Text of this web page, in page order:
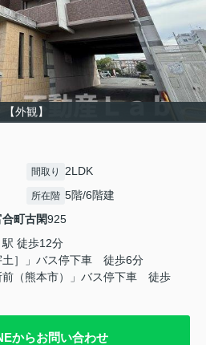
【外観】
間取り 2LDK
所在階 5階/6階建
合町古閑925
駅 徒歩12分
土］」バス停下車 徒歩6分
前（熊本市）」バス停下車 徒歩
からお問い合わせ